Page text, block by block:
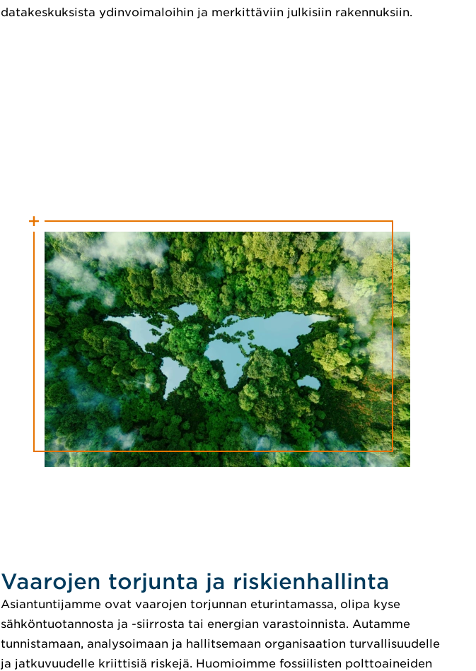
datakeskuksista ydinvoimaloihin ja merkittäviin julkisiin rakennuksiin.
Vaarojen torjunta ja riskienhallinta
Asiantuntijamme ovat vaarojen torjunnan eturintamassa, olipa kyse
sähköntuotannosta ja -siirrosta tai energian varastoinnista. Autamme
tunnistamaan, analysoimaan ja hallitsemaan organisaation turvallisuudelle
ja jatkuvuudelle kriittisiä riskejä. Huomioimme fossiilisten polttoaineiden